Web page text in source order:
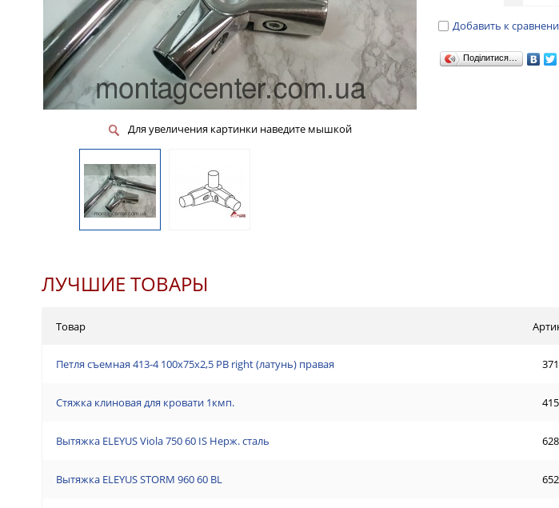
Для увеличения картинки наведите мышкой
Добавить к
Поділитися…
ЛУЧШИЕ ТОВАРЫ
Товар
Петля съемная 413-4 100x75x2,5 PB right (латунь) правая
Стяжка клиновая для кровати 1кмп.
Вытяжка ELEYUS Viola 750 60 IS Нерж. сталь
Вытяжка ELEYUS STORM 960 60 BL